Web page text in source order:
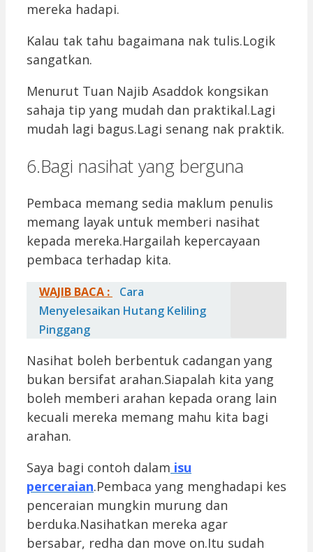
mereka hadapi.
Kalau tak tahu bagaimana nak tulis.Logik
sangatkan.
Menurut Tuan Najib Asaddok kongsikan
sahaja tip yang mudah dan praktikal.Lagi
mudah lagi bagus.Lagi senang nak praktik.
6.Bagi nasihat yang berguna
Pembaca memang sedia maklum penulis
memang layak untuk memberi nasihat
kepada mereka.Hargailah kepercayaan
pembaca terhadap kita.
WAJIB BACA :
Cara
Menyelesaikan Hutang Keliling
Pinggang
Nasihat boleh berbentuk cadangan yang
bukan bersifat arahan.Siapalah kita yang
boleh memberi arahan kepada orang lain
kecuali mereka memang mahu kita bagi
arahan.
Saya bagi contoh dalam isu
perceraian.Pembaca yang menghadapi kes
penceraian mungkin murung dan
berduka.Nasihatkan mereka agar
bersabar, redha dan move on.Itu sudah